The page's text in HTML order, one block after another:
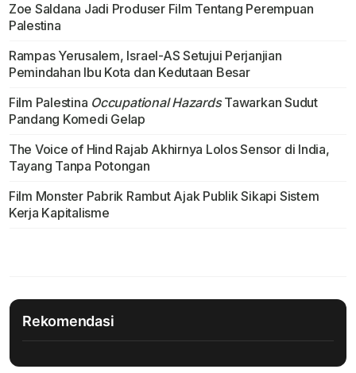
Zoe Saldana Jadi Produser Film Tentang Perempuan
Palestina
Rampas Yerusalem, Israel-AS Setujui Perjanjian
Pemindahan Ibu Kota dan Kedutaan Besar
Film Palestina Occupational HazardsTawarkan Sudut
Pandang Komedi Gelap
The Voice of Hind Rajab Akhirnya Lolos Sensor di India,
Tayang Tanpa Potongan
Film Monster Pabrik Rambut Ajak Publik Sikapi Sistem
Kerja Kapitalisme
Rekomendasi